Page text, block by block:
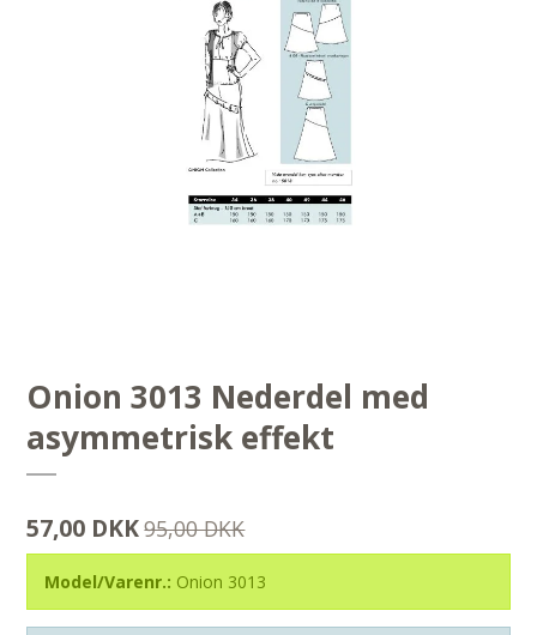
Onion 3013 Nederdel med
asymmetrisk effekt
57,00 DKK95,00 DKK
Model/Varenr.: Onion 3013